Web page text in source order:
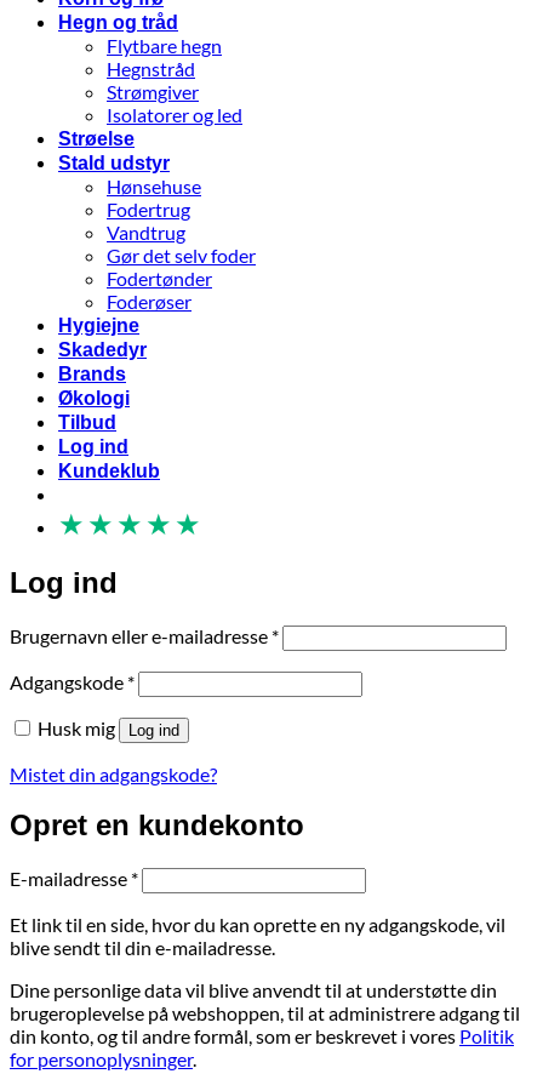
Hegn og tråd
Flytbare hegn
Hegnstråd
Strømgiver
Isolatorer og led
Strøelse
Stald udstyr
Hønsehuse
Fodertrug
Vandtrug
Gør det selv foder
Fodertønder
Foderøser
Hygiejne
Skadedyr
Brands
Økologi
Tilbud
Log ind
Kundeklub
★ ★ ★ ★ ★
Log ind
Brugernavn eller e-mailadresse *Påkrævet
Adgangskode *Påkrævet
Husk mig Log ind
Mistet din adgangskode?
Opret en kundekonto
E-mailadresse *Påkrævet
Et link til en side, hvor du kan oprette en ny adgangskode, vil
blive sendt til din e-mailadresse.
Dine personlige data vil blive anvendt til at understøtte din
brugeroplevelse på webshoppen, til at administrere adgang til
din konto, og til andre formål, som er beskrevet i vores Politik
for personoplysninger.